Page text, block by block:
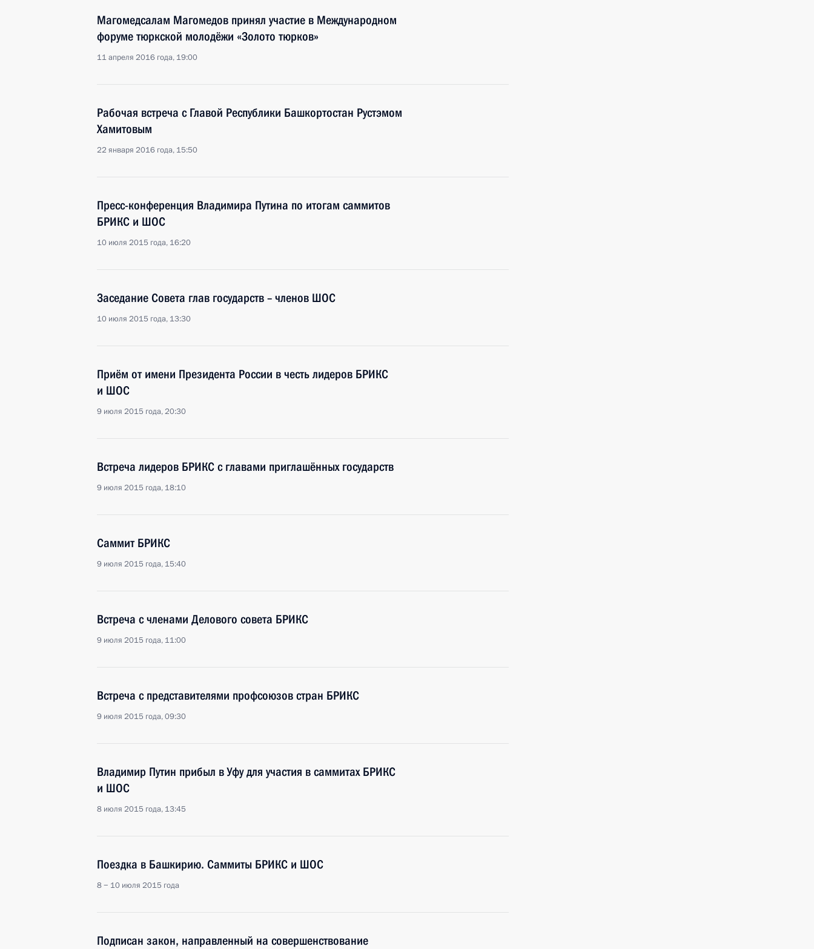
Магомедсалам Магомедов принял участие в Международном
форуме тюркской молодёжи «Золото тюрков»
11 апреля 2016 года, 19:00
Рабочая встреча с Главой Республики Башкортостан Рустэмом
Хамитовым
22 января 2016 года, 15:50
Пресс-конференция Владимира Путина по итогам саммитов
БРИКС и ШОС
10 июля 2015 года, 16:20
Заседание Совета глав государств – членов ШОС
10 июля 2015 года, 13:30
Приём от имени Президента России в честь лидеров БРИКС
и ШОС
9 июля 2015 года, 20:30
Встреча лидеров БРИКС с главами приглашённых государств
9 июля 2015 года, 18:10
Саммит БРИКС
9 июля 2015 года, 15:40
Встреча с членами Делового совета БРИКС
9 июля 2015 года, 11:00
Встреча с представителями профсоюзов стран БРИКС
9 июля 2015 года, 09:30
Владимир Путин прибыл в Уфу для участия в саммитах БРИКС
и ШОС
8 июля 2015 года, 13:45
Поездка в Башкирию. Саммиты БРИКС и ШОС
8 − 10 июля 2015 года
Подписан закон, направленный на совершенствование